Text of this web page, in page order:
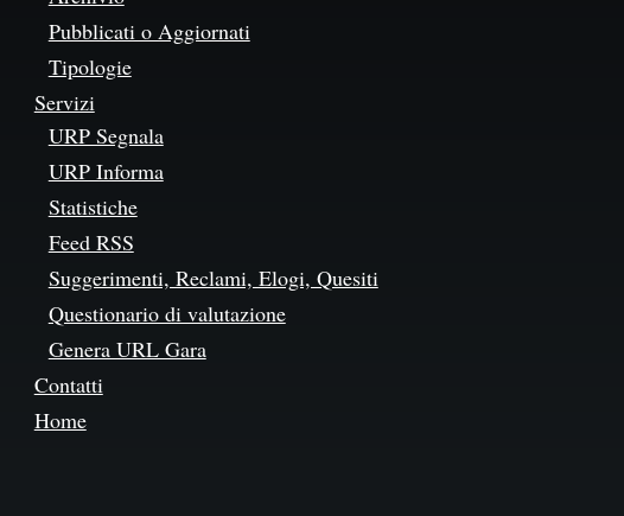
Pubblicati o Aggiornati
Tipologie
Servizi
URP Segnala
URP Informa
Statistiche
Feed RSS
Suggerimenti, Reclami, Elogi, Quesiti
Questionario di valutazione
Genera URL Gara
Contatti
Home